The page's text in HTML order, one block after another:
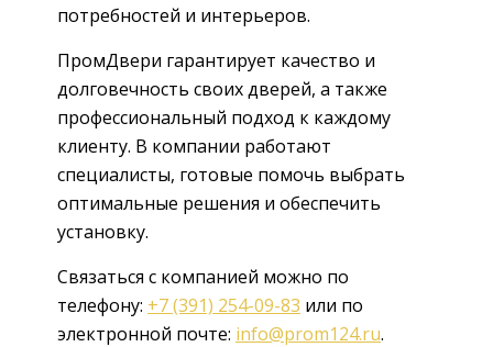
потребностей и интерьеров.
ПромДвери гарантирует качество и
долговечность своих дверей, а также
профессиональный подход к каждому
клиенту. В компании работают
специалисты, готовые помочь выбрать
оптимальные решения и обеспечить
установку.
Связаться с компанией можно по
телефону: +7 (391) 254-09-83 или по
электронной почте: info@prom124.ru.